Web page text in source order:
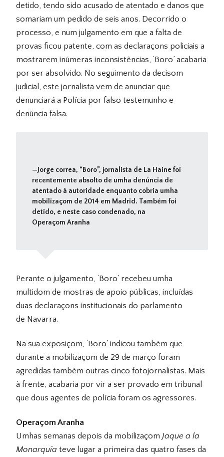
detido, tendo sido acusado de atentado e danos que
somariam um pedido de seis anos. Decorrido o
processo, e num julgamento em que a falta de
provas ficou patente, com as declaraçons policiais a
mostrarem inúmeras inconsistências, ‘Boro’ acabaria
por ser absolvido. No seguimento da decisom
judicial, este jornalista vem de anunciar que
denunciará a Polícia por falso testemunho e
denúncia falsa.
Jorge correa, “Boro”, jornalista de La Haine foi
recentemente absolto de umha denúncia de
atentado à autoridade enquanto cobria umha
mobilizaçom de 2014 em Madrid. Também foi
detido, e neste caso condenado, na
Operaçom Aranha
Perante o julgamento, ‘Boro’ recebeu umha
multidom de mostras de apoio públicas, incluídas
duas declaraçons institucionais do parlamento
de Navarra.
Na sua exposiçom, ‘Boro’ indicou também que
durante a mobilizaçom de 29 de março foram
agredidas também outras cinco fotojornalistas. Mais
à frente, acabaria por vir a ser provado em tribunal
que dous agentes de polícia foram os agressores.
Operaçom Aranha
Umhas semanas depois da mobilizaçom Jaque a la
Monarquía teve lugar a primeira das quatro fases da